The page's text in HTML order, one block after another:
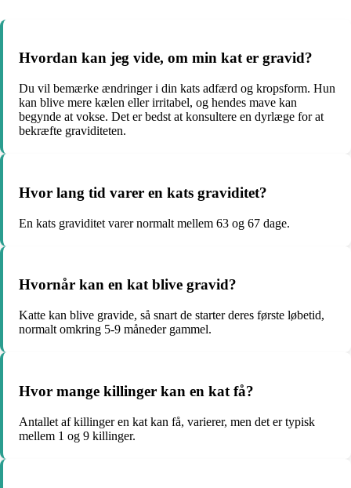
Hvordan kan jeg vide, om min kat er gravid?
Du vil bemærke ændringer i din kats adfærd og kropsform. Hun
kan blive mere kælen eller irritabel, og hendes mave kan
begynde at vokse. Det er bedst at konsultere en dyrlæge for at
bekræfte graviditeten.
Hvor lang tid varer en kats graviditet?
En kats graviditet varer normalt mellem 63 og 67 dage.
Hvornår kan en kat blive gravid?
Katte kan blive gravide, så snart de starter deres første løbetid,
normalt omkring 5-9 måneder gammel.
Hvor mange killinger kan en kat få?
Antallet af killinger en kat kan få, varierer, men det er typisk
mellem 1 og 9 killinger.